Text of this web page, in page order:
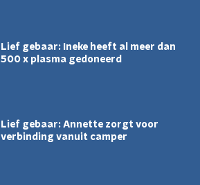
Lief gebaar: Ineke heeft al meer dan
500 x plasma gedoneerd
Lief gebaar: Annette zorgt voor
verbinding vanuit camper